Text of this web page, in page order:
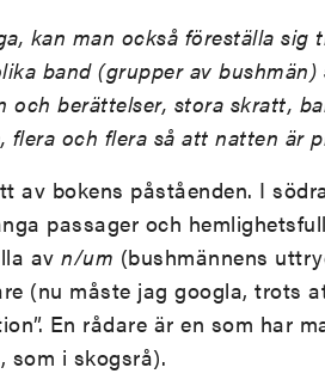
kan man också föreställa sig
band (grupper av bushmän)
berättelser, stora skratt,
och flera så att natten är
av bokens påståenden. I
passager och
av n/um (bushmännens
(nu måste jag googla, trots
En rådare är en som har
som i skogsrå).